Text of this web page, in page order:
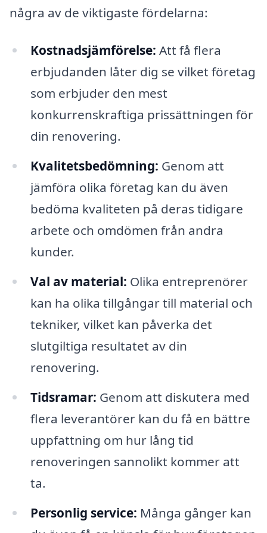
några av de viktigaste fördelarna:
Kostnadsjämförelse: Att få flera
erbjudanden låter dig se vilket företag
som erbjuder den mest
konkurrenskraftiga prissättningen för
din renovering.
Kvalitetsbedömning: Genom att
jämföra olika företag kan du även
bedöma kvaliteten på deras tidigare
arbete och omdömen från andra
kunder.
Val av material: Olika entreprenörer
kan ha olika tillgångar till material och
tekniker, vilket kan påverka det
slutgiltiga resultatet av din
renovering.
Tidsramar: Genom att diskutera med
flera leverantörer kan du få en bättre
uppfattning om hur lång tid
renoveringen sannolikt kommer att
ta.
Personlig service: Många gånger kan